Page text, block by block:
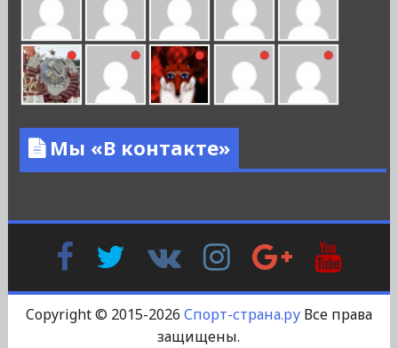
Мы «В контакте»
FacebookTwitter
Контакте
InstagramGoogle
Plus
Copyright © 2015-2026 Спорт-страна.руВсе права
защищены.